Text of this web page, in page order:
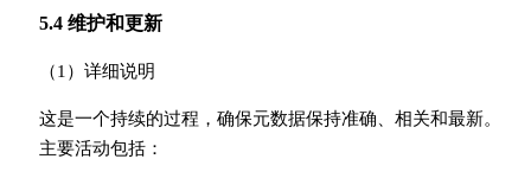
5.4 维护和更新
（1）详细说明
这是一个持续的过程，确保元数据保持准确、相关和最新。
主要活动包括：